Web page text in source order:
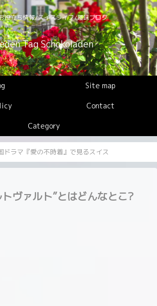
役立ち情報/スイスライフ/趣味ブログ
Tag Schokoladen
Site map
Contact
Category
ドラマ『愛の不時着』で見るスイス
ヴァルト”とはどんなとこ?